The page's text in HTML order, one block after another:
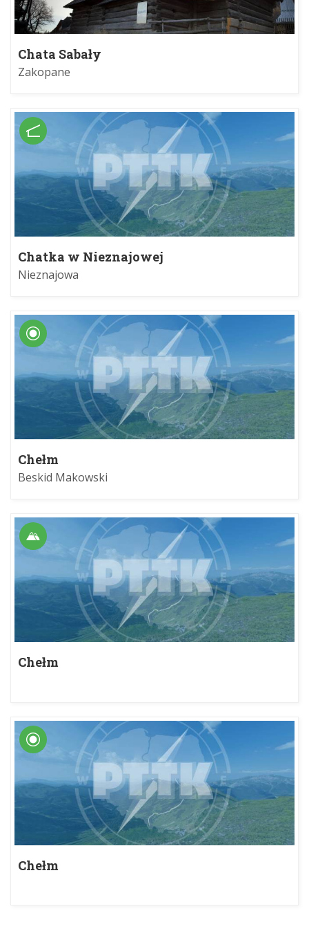
Chata Sabały
Zakopane
Chatka w Nieznajowej
Nieznajowa
Chełm
Beskid Makowski
Chełm
Chełm